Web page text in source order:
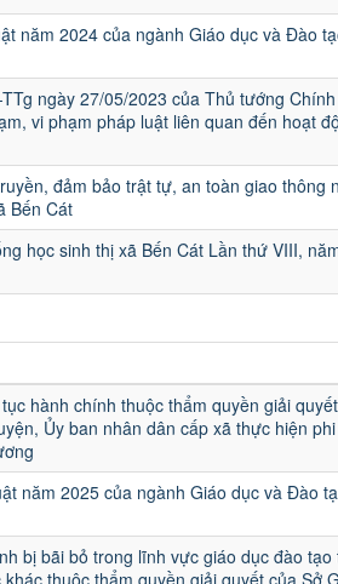
năm 2024 của ngành Giáo dục và Đào
ngày 27/05/2023 của Thủ tướng
vi phạm pháp luật liên quan đến hoạt
đảm bảo trật tự, an toàn giao thông
Bến Cát
học sinh thị xã Bến Cát Lần thứ VIII,
hành chính thuộc thẩm quyền giải
Ủy ban nhân dân cấp xã thực hiện
năm 2025 của ngành Giáo dục và Đào
bị bãi bỏ trong lĩnh vực giáo dục đào tạo
thuộc thẩm quyền giải quyết của Sở